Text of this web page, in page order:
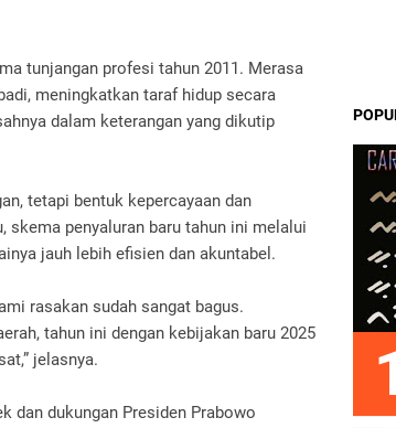
tunjangan profesi tahun 2011. Merasa
meningkatkan taraf hidup secara
dalam keterangan yang dikutip
tetapi bentuk kepercayaan dan
skema penyaluran baru tahun ini melalui
jauh lebih efisien dan akuntabel.
rasakan sudah sangat bagus.
tahun ini dengan kebijakan baru 2025
jelasnya.
dan dukungan Presiden Prabowo